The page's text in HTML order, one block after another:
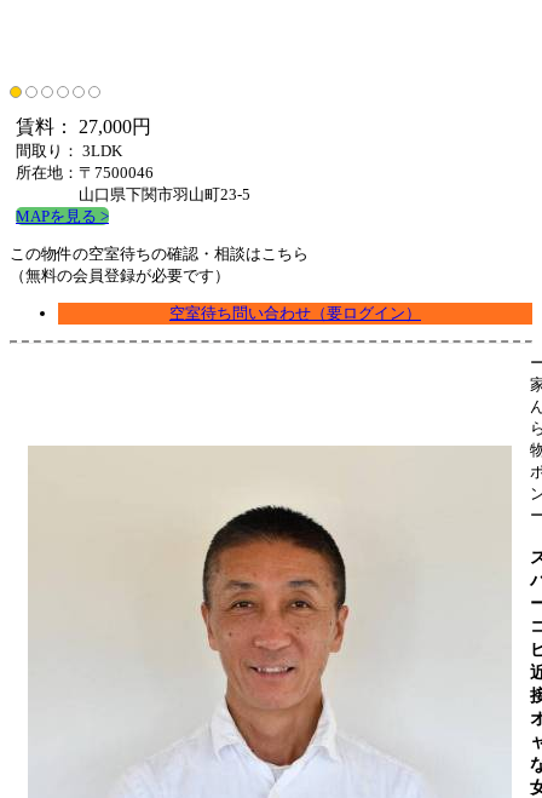
賃料： 27,000円
間取り： 3LDK
所在地：〒7500046
山口県下関市羽山町23-5
MAPを見る >
この物件の空室待ちの確認・相談はこちら
（無料の会員登録が必要です）
空室待ち問い合わせ（要ログイン）